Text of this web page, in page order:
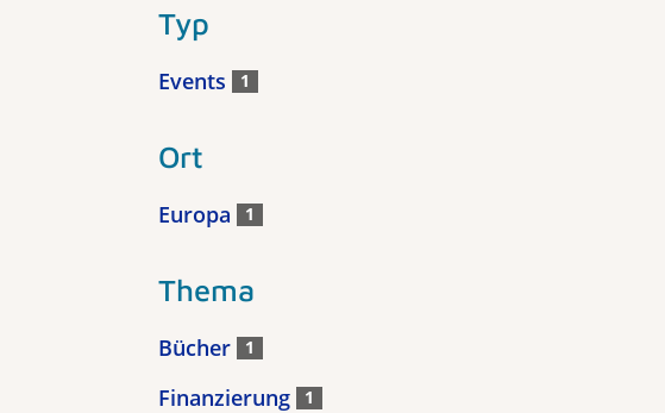
Typ
Events 1
Ort
Europa 1
Thema
Bücher 1
Finanzierung 1